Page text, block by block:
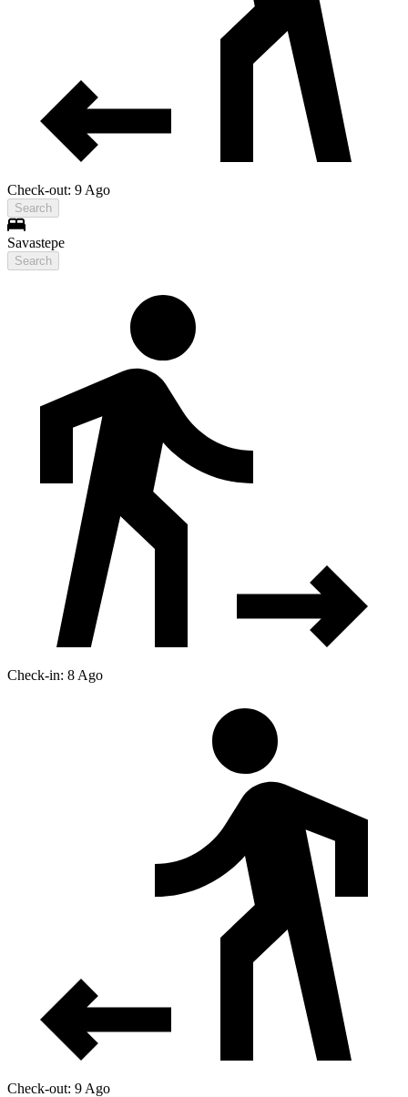
Check-out: 9 Ago
Search
Savastepe
Search
Check-in: 8 Ago
Check-out: 9 Ago